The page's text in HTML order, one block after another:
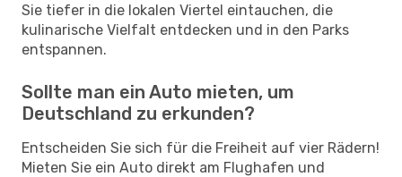
Sie tiefer in die lokalen Viertel eintauchen, die
kulinarische Vielfalt entdecken und in den Parks
entspannen.
Sollte man ein Auto mieten, um
Deutschland zu erkunden?
Entscheiden Sie sich für die Freiheit auf vier Rädern!
Mieten Sie ein Auto direkt am Flughafen und